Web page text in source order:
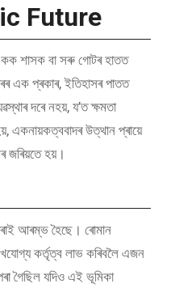
Future
শাসক বা সৰু গোটৰ হাতত
এক প্ৰকাৰ, ইতিহাসৰ পাতত
দৰে নহয়, য’ত ক্ষমতা
একনায়কত্ববাদৰ উত্থান প্ৰায়ে
জৰিয়তে হয়।
আৰম্ভ হৈছে। ৰোমান
কৰ্তৃত্ব লাভ কৰিবলৈ এজন
গৈছিল যদিও এই ভূমিকা